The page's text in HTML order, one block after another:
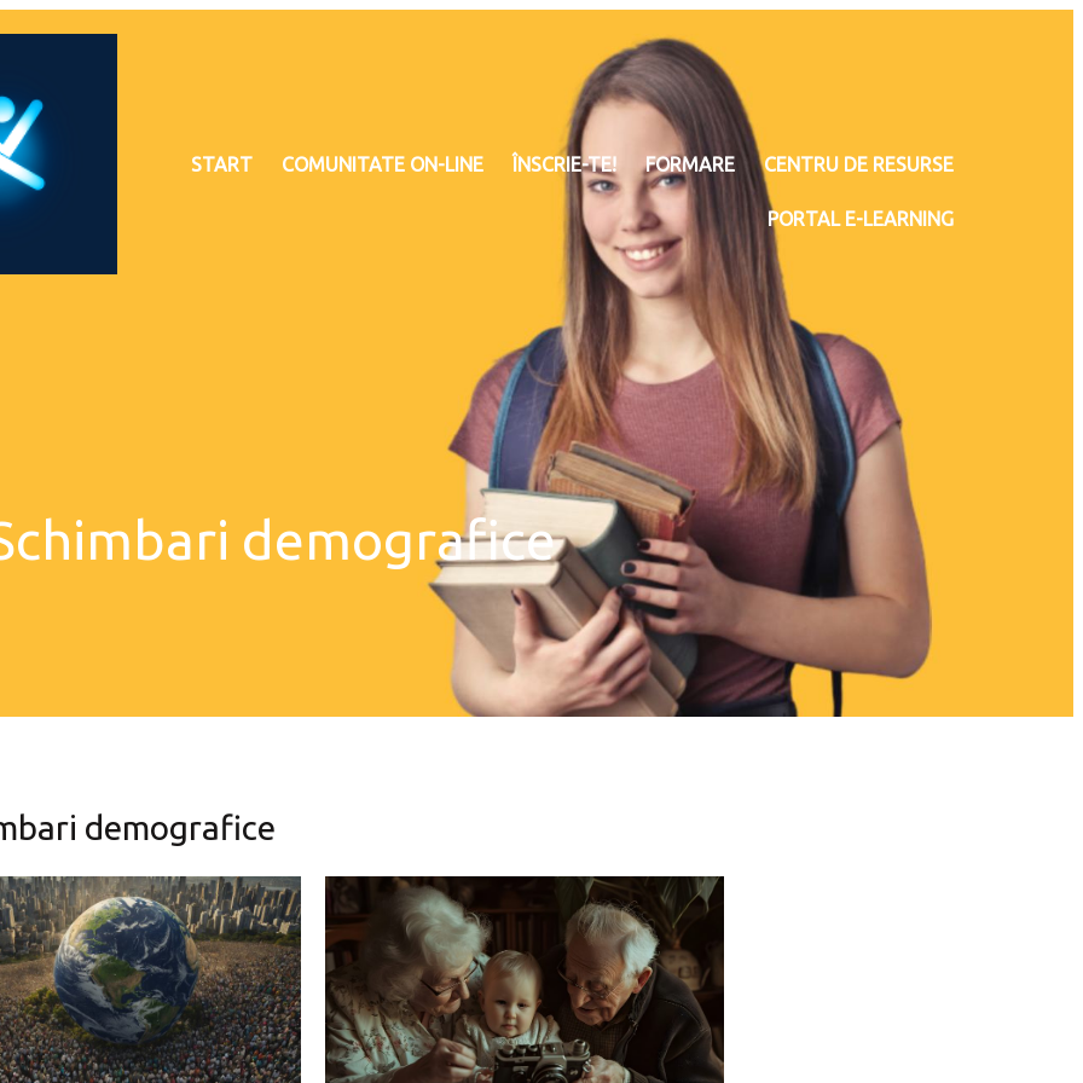
START COMUNITATE ON-LINE ÎNSCRIE-TE! FORMARE CENTRU DE RESURSE
PORTAL E-LEARNING
demografice
demografice